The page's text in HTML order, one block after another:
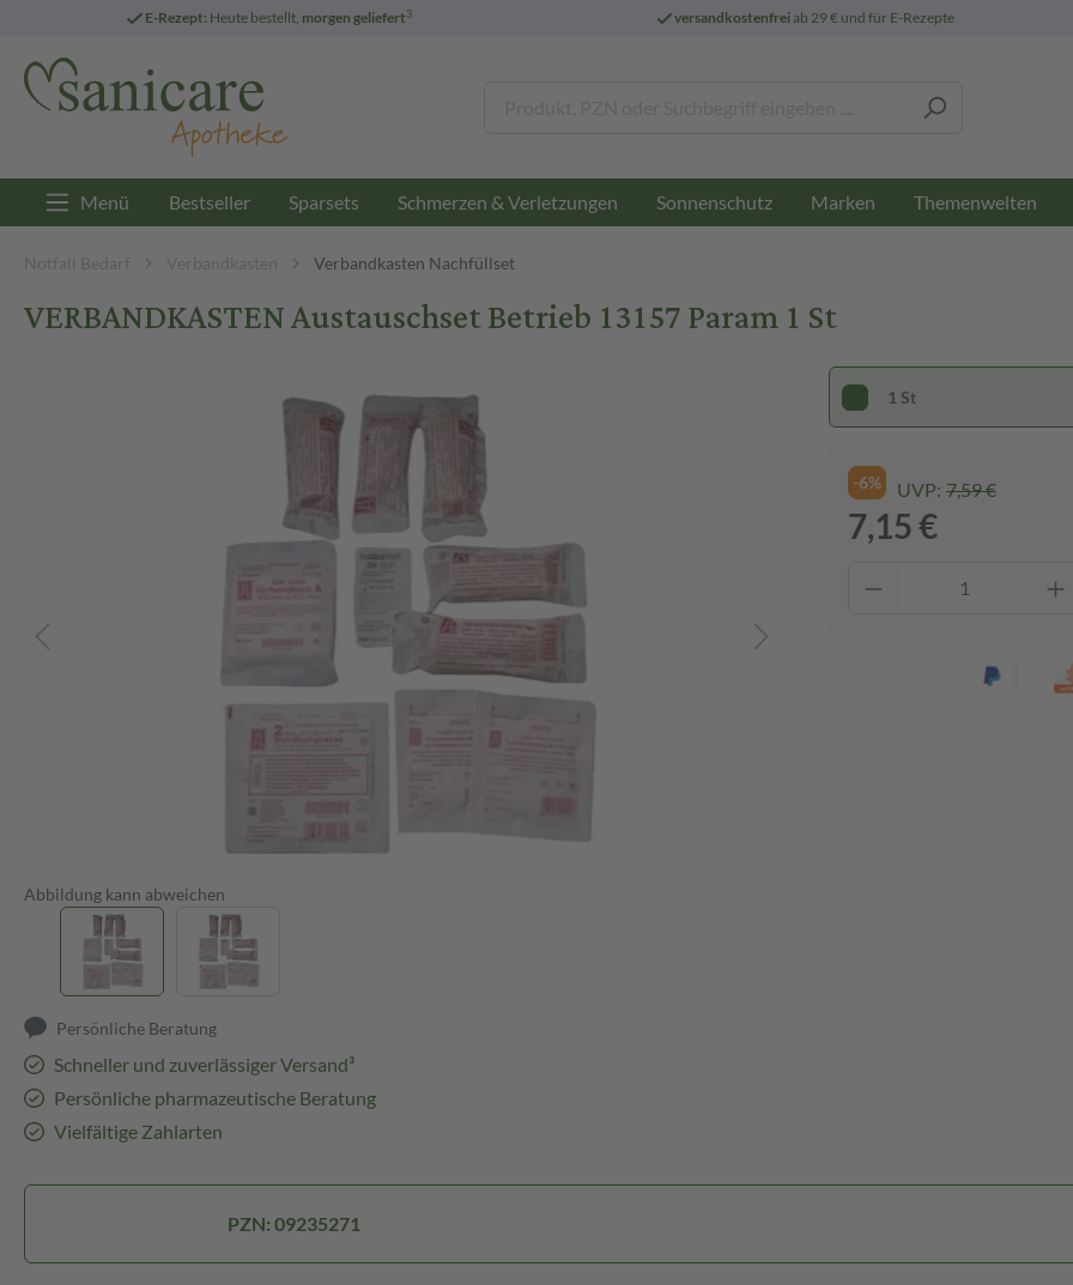
E-Rezept: Heute bestellt, morgen geliefert3 versandkostenfreiab 29 € und für E-Rezepte
Menü Bestseller Sparsets Schmerzen & Verletzungen Sonnenschutz Marken Themenwelten
Notfall Bedarf Verbandkasten Verbandkasten Nachfüllset
VERBANDKASTEN Austauschset Betrieb 13157 Param 1 St
Abbildung kann abweichen
Persönliche Beratung
Schneller und zuverlässiger Versand³
Persönliche pharmazeutische Beratung
Vielfältige Zahlarten
1 St
-6% UVP: 7,59 €
7,15 €
PZN: 09235271